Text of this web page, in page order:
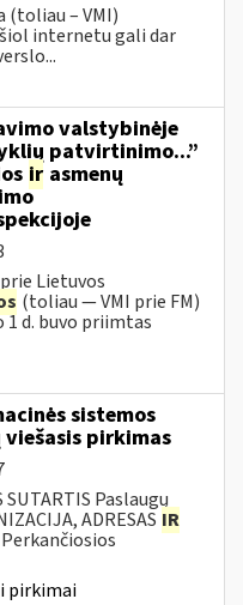
(toliau – VMI)
internetu gali dar
valstybinėje
patvirtinimo...”
ir asmenų
Lietuvos
(toliau — VMI prie FM)
1 d. buvo priimtas
sistemos
viešasis pirkimas
SUTARTIS Paslaugų
ADRESAS IR
Perkančiosios
pirkimai